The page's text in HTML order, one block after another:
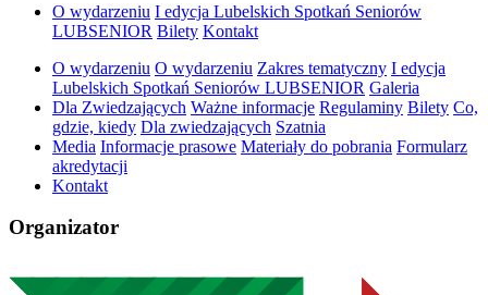
O wydarzeniu I edycja Lubelskich Spotkań Seniorów
LUBSENIOR Bilety Kontakt
O wydarzeniu O wydarzeniu Zakres tematyczny I edycja
Lubelskich Spotkań Seniorów LUBSENIOR Galeria
Dla Zwiedzających Ważne informacje Regulaminy Bilety Co,
gdzie, kiedy Dla zwiedzających Szatnia
Media Informacje prasowe Materiały do pobrania Formularz
akredytacji
Kontakt
Organizator